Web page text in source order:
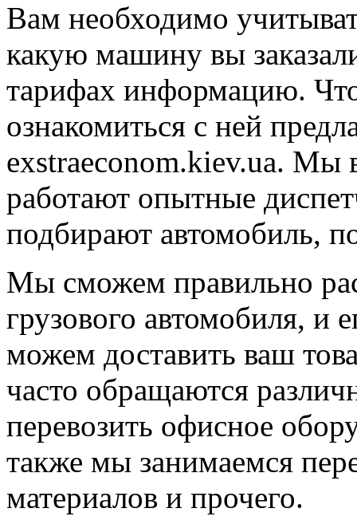
Вам необходимо
какую машину вы
тарифах информацию.
ознакомиться с ней
exstraeconom.kiev.ua. Мы
работают опытные
подбирают автомобиль,
Мы сможем правильно
грузового автомобиля, и
можем доставить ваш
часто обращаются
перевозить офисное
также мы занимаемся
материалов и прочего.